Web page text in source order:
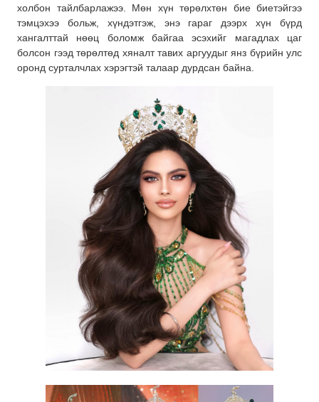
холбон тайлбарлажээ. Мөн хүн төрөлхтөн бие биетэйгээ
тэмцэхээ больж, хүндэтгэж, энэ гараг дээрх хүн бүрд
хангалттай нөөц боломж байгаа эсэхийг магадлах цаг
болсон гээд төрөлтөд хяналт тавих аргуудыг янз бүрийн улс
оронд сурталчлах хэрэгтэй талаар дурдсан байна.